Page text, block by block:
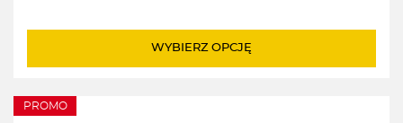
WYBIERZ OPCJĘ
PROMO